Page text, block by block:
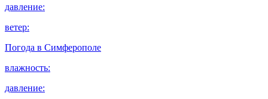
давление:
ветер:
Погода в Симферополе
влажность:
давление: